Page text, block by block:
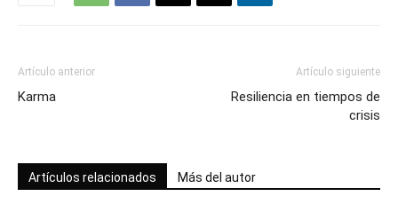
Artículo anterior
Karma
Artículo siguiente
Resiliencia en tiempos de
crisis
Artículos relacionados Más del autor